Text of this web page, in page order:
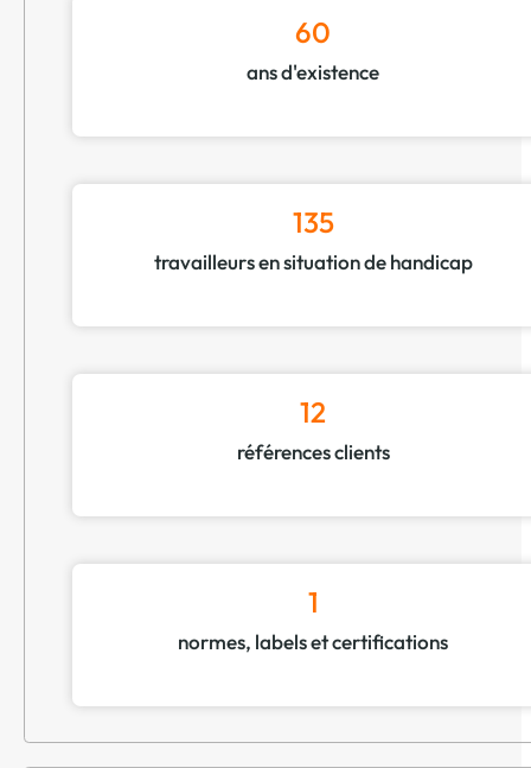
60
ans d'existence
135
travailleurs en situation de handicap
12
références clients
1
normes, labels et certifications